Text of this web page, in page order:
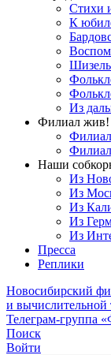
Стихи
К
Из
Филиал жив!
Наши
Из
Из
Из
Из
Из
Пресса
Реплики
Новосибирский
и
Телеграм-группа
Поиск
Войти